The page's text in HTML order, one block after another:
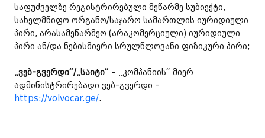
საფუძველზე რეგისტრირებული მეწარმე სუბიექტი,
სახელმწიფო ორგანო/საჯარო სამართლის იურიდიული
პირი, არასამეწარმეო (არაკომერციული) იურიდიული
პირი ან/და ნებისმიერი სრულწლოვანი ფიზიკური პირი;
„ვებ-გვერდი“/„საიტი“ – „კომპანიის“ მიერ
ადმინისტრირებადი ვებ-გვერდი -
https://volvocar.ge/.